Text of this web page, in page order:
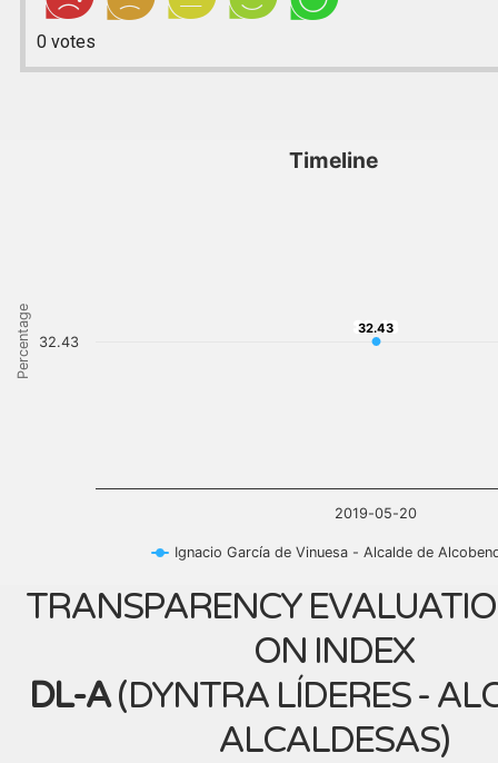
0votes
Percentage
Timeline
32.43
32.43
Ignacio García de Vinuesa - Alcalde de
2019-05-20
32.43
TRANSPARENCY
ON INDEX
DL-A(DYNTRA LÍDERES -
ALCALDESAS)